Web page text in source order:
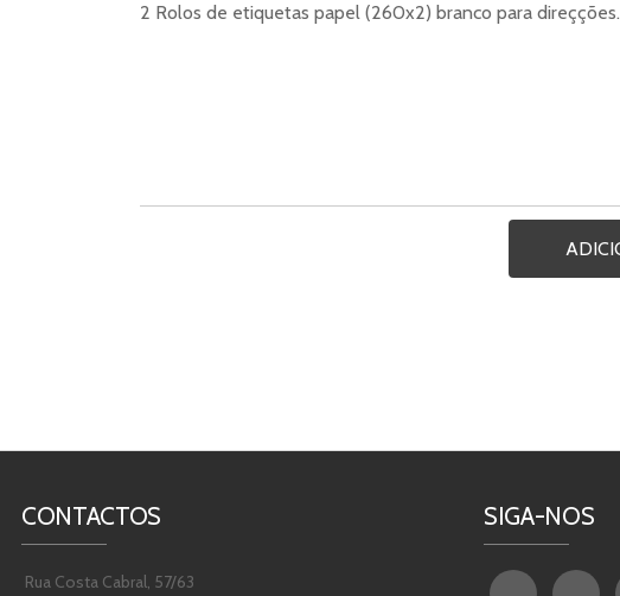
2 Rolos de etiquetas papel (260x2) branco para direçções.
CONTACTOS
Rua Costa Cabral, 57/63
SIGA-NOS